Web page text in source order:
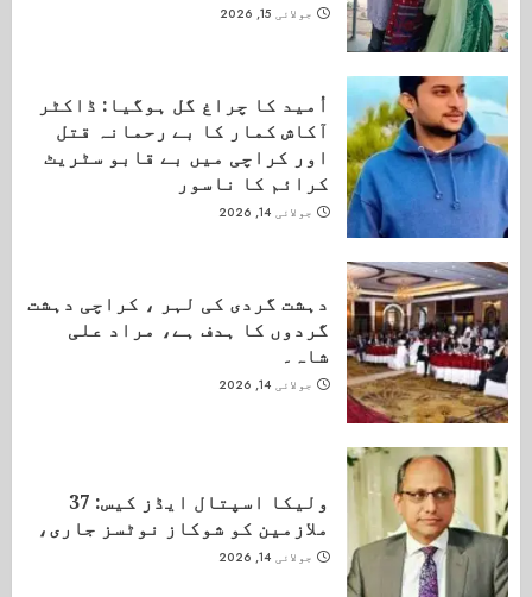
جولائی 15, 2026
اُمید کا چراغ گل ہوگیا: ڈاکٹر
آکاش کمار کا بے رحمانہ قتل
اور کراچی میں بے قابو سٹریٹ
کرائم کا ناسور
جولائی 14, 2026
دہشت گردی کی لہر ، کراچی دہشت
گردوں کا ہدف ہے، مراد علی
شاہ۔
جولائی 14, 2026
ولیکا اسپتال ایڈز کیس: 37
ملازمین کو شوکاز نوٹسز جاری،
جولائی 14, 2026